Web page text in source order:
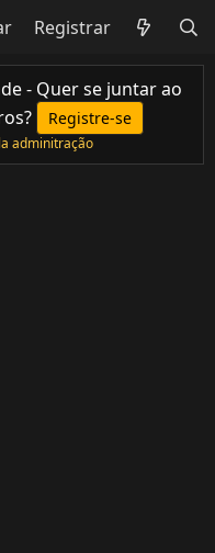
Registrar
- Quer se juntar ao
Registre-se
adminitração